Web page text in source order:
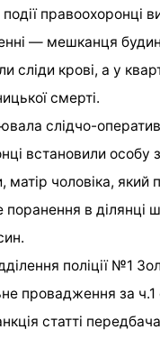
правоохоронці
— мешканця
сліди крові, а у
смерті.
слідчо-
встановили
матір чоловіка,
поранення в ділянці
поліції №1
провадження за
статті